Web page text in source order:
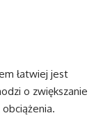
łatwiej jest
o zwiększanie